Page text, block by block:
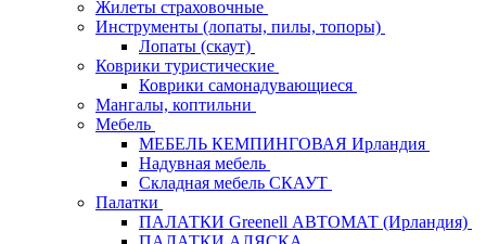
Жилеты страховочные
Инструменты (лопаты, пилы, топоры)
Лопаты (скаут)
Коврики туристические
Коврики самонадувающиеся
Мангалы, коптильни
Мебель
МЕБЕЛЬ КЕМПИНГОВАЯ Ирландия
Надувная мебель
Складная мебель СКАУТ
Палатки
ПАЛАТКИ Greenell АВТОМАТ (Ирландия)